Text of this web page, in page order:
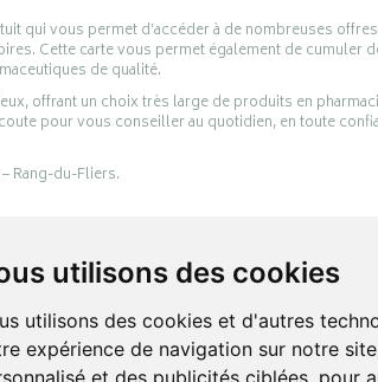
utilisons des cookies
utilisons des cookies et d'autres
expérience de navigation sur notre
et des publicités ciblées, pour
qui vous permet d’accéder à de nombreuses
Cette carte vous permet également de cumuler
de qualité.
offrant un choix très large de produits en
pour vous conseiller au quotidien, en toute
Rang-du-Fliers.
en toute simplicité.